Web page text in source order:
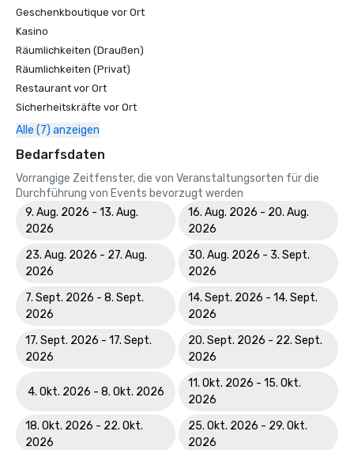
Geschenkboutique vor Ort
Kasino
Räumlichkeiten (Draußen)
Räumlichkeiten (Privat)
Restaurant vor Ort
Sicherheitskräfte vor Ort
Alle (7) anzeigen
Bedarfsdaten
Vorrangige Zeitfenster, die von Veranstaltungsorten für die
Durchführung von Events bevorzugt werden
9. Aug. 2026 - 13. Aug.
2026
16. Aug. 2026 - 20. Aug.
2026
23. Aug. 2026 - 27. Aug.
2026
30. Aug. 2026 - 3. Sept.
2026
7. Sept. 2026 - 8. Sept.
2026
14. Sept. 2026 - 14. Sept.
2026
17. Sept. 2026 - 17. Sept.
2026
20. Sept. 2026 - 22. Sept.
2026
4. Okt. 2026 - 8. Okt. 2026
11. Okt. 2026 - 15. Okt.
2026
18. Okt. 2026 - 22. Okt.
2026
25. Okt. 2026 - 29. Okt.
2026